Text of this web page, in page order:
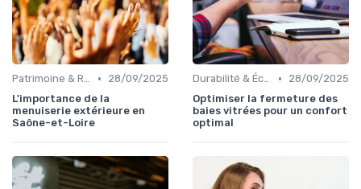
Patrimoine & Rénovation •
28/09/2025
L'importance de la
menuiserie extérieure en
Saône-et-Loire
Durabilité & Écologie •
28/09/2025
Optimiser la fermeture des
baies vitrées pour un confort
optimal